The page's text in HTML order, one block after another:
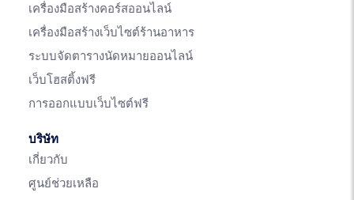
เครื่องมือสร้างคอร์สออนไลน์
เครื่องมือสร้างเว็บไซต์ร้านอาหาร
ระบบจัดตารางนัดหมายออนไลน์
เว็บโฮสติ้งฟรี
การออกแบบเว็บไซต์ฟรี
บริษัท
เกี่ยวกับ
ศูนย์ช่วยเหลือ